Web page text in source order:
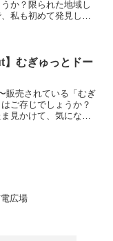
か？限られた地域し
私も初めて発見しま
私は初めて...
】むぎゅっとドー
販売されている「むぎ
ご存じでしょうか？
見かけて、気になっ
広場